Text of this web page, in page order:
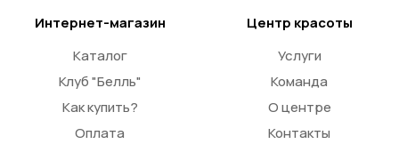
Центр красоты
Услуги
Команда
О центре
Контакты
Интернет-магазин
Каталог
Клуб "Белль"
Как купить?
Оплата